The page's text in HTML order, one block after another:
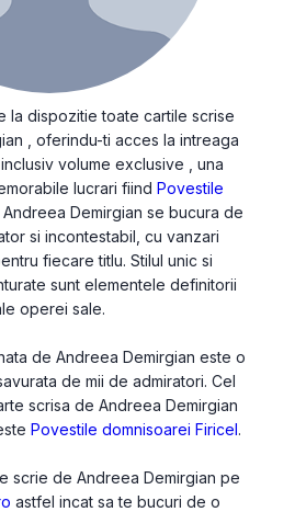
la dispozitie toate cartile scrise
, oferindu-ti acces la intreaga
volume exclusive , una
lucrari fiindPovestile
Andreea Demirgian se bucura de
si incontestabil, cu vanzari
fiecare titlu. Stilul unic si
sunt elementele definitorii
operei sale.
de Andreea Demirgian este o
de mii de admiratori. Cel
scrisa de Andreea Demirgian
Povestile domnisoarei Firicel.
scrie de Andreea Demirgian pe
astfel incat sa te bucuri de o